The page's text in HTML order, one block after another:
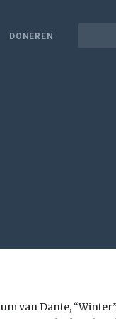
DONEREN
van Dante,